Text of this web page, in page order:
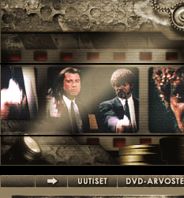
Hyppää pääsisältöön